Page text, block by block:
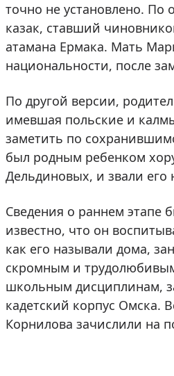
точно не установлено. По
казак, ставший
атамана Ермака. Мать
национальности, после
По другой версии,
имевшая польские и
заметить по
был родным ребенком
Дельдиновых, и звали его
Сведения о раннем этапе
известно, что он
как его называли дома,
скромным и
школьным дисциплинам,
кадетский корпус Омска.
Корнилова зачислили на